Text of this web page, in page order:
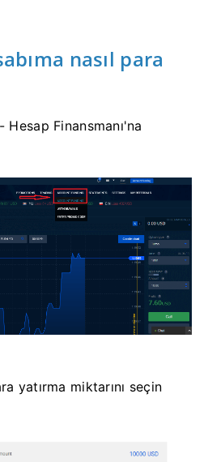
nasıl para
Hesap Finansmanı'na
yatırma miktarını seçin